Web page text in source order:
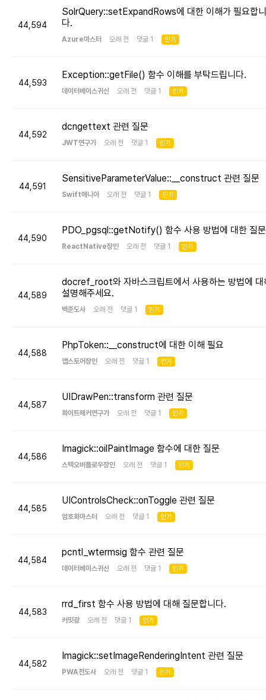
44,594
SolrQuery::setExpandRows에 대한 이해가 필요합니
다.
Azure마스터 오래 전 댓글 1 인기
44,593
Exception::getFile() 함수 이해를 부탁드립니다.
데이터베이스귀신 오래 전 댓글 1 인기
44,592
dcngettext 관련 질문
JWT연구가 오래 전 댓글 1 인기
44,591
SensitiveParameterValue::__construct 관련 질문
Swift매니아 오래 전 댓글 1 인기
44,590
PDO_pgsql::getNotify() 함수 사용 방법에 대한 질문
ReactNative장인 오래 전 댓글 1 인기
44,589
docref_root와 자바스크립트에서 사용하는 방법에 대
설명해주세요.
백준도사 오래 전 댓글 1 인기
44,588
PhpToken::__construct에 대한 이해 필요
앱스토어장인 오래 전 댓글 1 인기
44,587
UIDrawPen::transform 관련 질문
화이트해커연구가 오래 전 댓글 1 인기
44,586
Imagick::oilPaintImage 함수에 대한 질문
스택오버플로우장인 오래 전 댓글 1 인기
44,585
UIControlsCheck::onToggle 관련 질문
암호화마스터 오래 전 댓글 1 인기
44,584
pcntl_wtermsig 함수 관련 질문
데이터베이스귀신 오래 전 댓글 1 인기
44,583
rrd_first 함수 사용 방법에 대해 질문합니다.
커밋광 오래 전 댓글 1 인기
44,582
Imagick::setImageRenderingIntent 관련 질문
PWA전도사 오래 전 댓글 1 인기